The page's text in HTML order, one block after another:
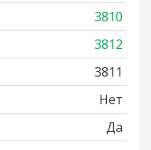
3810
3812
3811
Нет
Да